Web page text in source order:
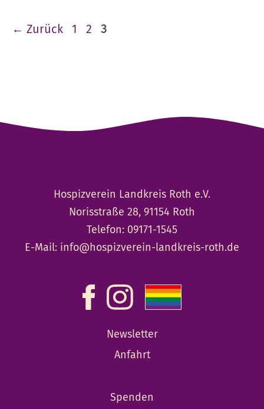
← Zurück Seite
1 Seite
2 Seite
3
Hospizverein Landkreis Roth e.V.
Norisstraße 28, 91154 Roth
Telefon: 09171-1545
E-Mail: info@hospizverein-landkreis-roth.de
Newsletter
Anfahrt
Spenden